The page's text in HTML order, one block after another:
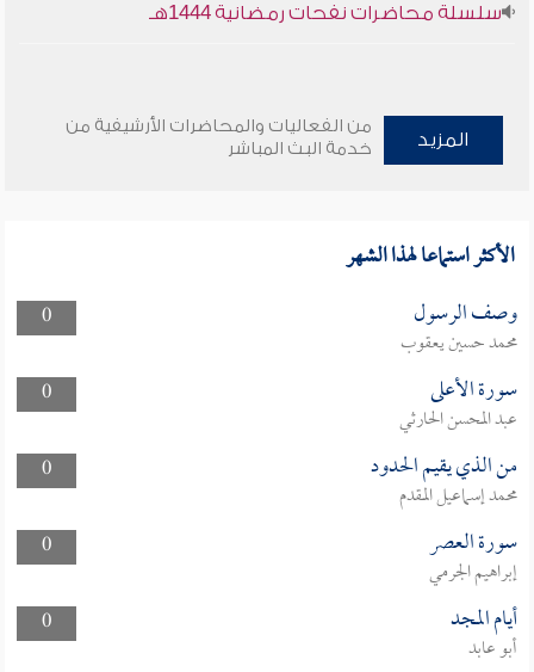
سلسلة محاضرات نفحات رمضانية 1444هـ
المزيد
من الفعاليات والمحاضرات الأرشيفية من
خدمة البث المباشر
الأكثر استماعا لهذا الشهر
0 وصف الرسول
محمد حسين يعقوب
0
سورة الأعلى
عبد المحسن الحارثي
0
من الذي يقيم الحدود
محمد إسماعيل المقدم
0
سورة العصر
إبراهيم الجرمي
0
أيام المجد
أبو عابد